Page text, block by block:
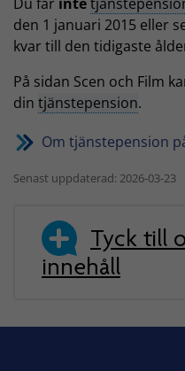
Du får inte
den 1 januari 2015 eller
kvar till den tidigaste
På sidan Scen och Film
din tjänstepension.
Om tjänstepension
Senast uppdaterad: 2026-03-23
Tyck till
innehåll